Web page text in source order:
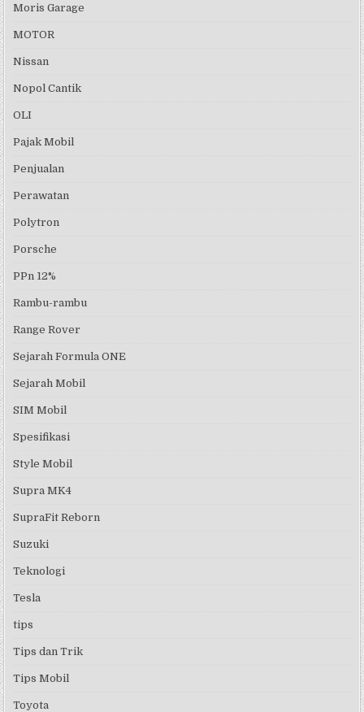
Moris Garage
MOTOR
Nissan
Nopol Cantik
OLI
Pajak Mobil
Penjualan
Perawatan
Polytron
Porsche
PPn 12%
Rambu-rambu
Range Rover
Sejarah Formula ONE
Sejarah Mobil
SIM Mobil
Spesifikasi
Style Mobil
Supra MK4
SupraFit Reborn
Suzuki
Teknologi
Tesla
tips
Tips dan Trik
Tips Mobil
Toyota